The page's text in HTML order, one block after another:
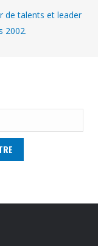
de talents et leader
2002.